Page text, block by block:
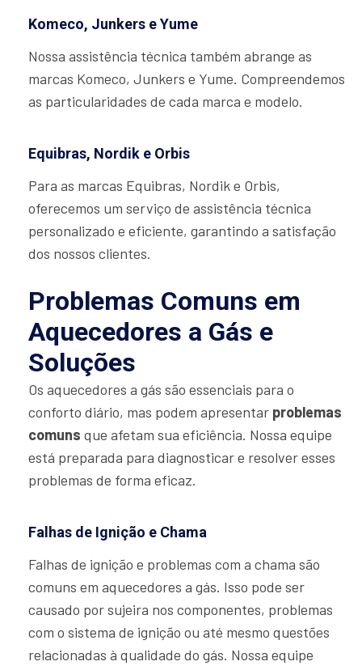
Komeco, Junkers e Yume
Nossa assistência técnica também abrange as
marcas Komeco, Junkers e Yume. Compreendemos
as particularidades de cada marca e modelo.
Equibras, Nordik e Orbis
Para as marcas Equibras, Nordik e Orbis,
oferecemos um serviço de assistência técnica
personalizado e eficiente, garantindo a satisfação
dos nossos clientes.
Problemas Comuns em
Aquecedores a Gás e
Soluções
Os aquecedores a gás são essenciais para o
conforto diário, mas podem apresentar problemas
comuns que afetam sua eficiência. Nossa equipe
está preparada para diagnosticar e resolver esses
problemas de forma eficaz.
Falhas de Ignição e Chama
Falhas de ignição e problemas com a chama são
comuns em aquecedores a gás. Isso pode ser
causado por sujeira nos componentes, problemas
com o sistema de ignição ou até mesmo questões
relacionadas à qualidade do gás. Nossa equipe